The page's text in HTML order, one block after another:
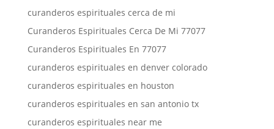
curanderos espirituales cerca de mi
Curanderos Espirituales Cerca De Mi 77077
Curanderos Espirituales En 77077
curanderos espirituales en denver colorado
curanderos espirituales en houston
curanderos espirituales en san antonio tx
curanderos espirituales near me